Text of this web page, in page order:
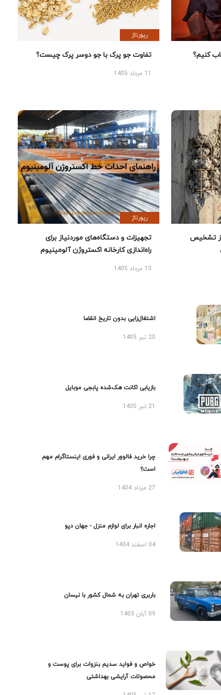
کنیم؟
رپورتاژ
تفاوت جو پرک با جو دوسر پرک چیست؟
تشخیص
رپورتاژ
تجهیزات و دستگاه‌های موردنیاز برای
راه‌اندازی کارخانه اکستروژن آلومینیوم
13 مرداد 1405
اشتغال‌زایی بدون تاریخ انقضا
20 تیر 1405
بازیابی اکانت هک‌شده پابجی موبایل
چرا خرید فالوور ایرانی و فوری اینستاگرام مهم
است؟
27 مرداد 1404
اجاره انبار برای لوازم منزل - جهان دپو
04 اسفند 1404
باربری تهران به شمال کشور با نیسان
09 آبان 1403
خواص و فواید سدیم بنزوات برای پوست و
محصولات آرایشی بهداشتی